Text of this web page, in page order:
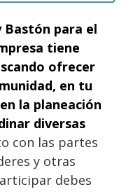
para el
tiene
ofrecer
en tu
la planeación
diversas
con las partes
y otras
debes